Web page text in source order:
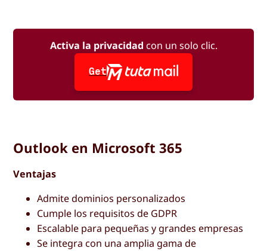
Activa la privacidad con un solo clic.
Get
Outlook en Microsoft 365
Ventajas
Admite dominios personalizados
Cumple los requisitos de GDPR
Escalable para pequeñas y grandes empresas
Se integra con una amplia gama de